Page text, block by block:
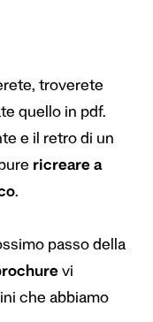
troverete
quello in pdf.
e il retro di un
ricreare a
.
passo della
vi
che abbiamo